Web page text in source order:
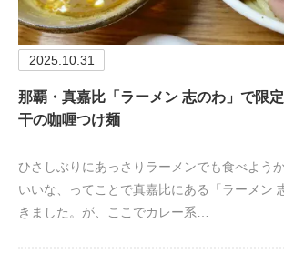
2025.10.31
那覇・真嘉比「ラーメン 志のわ」で限
干の咖喱つけ麺
ひさしぶりにあっさりラーメンでも食べよう
いいな、ってことで真嘉比にある「ラーメン
きました。が、ここでカレー系…